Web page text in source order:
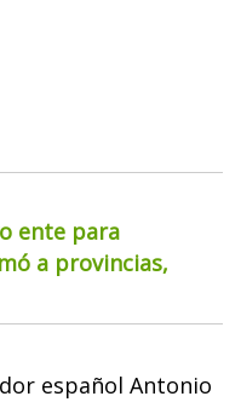
ente para
a provincias,
español Antonio